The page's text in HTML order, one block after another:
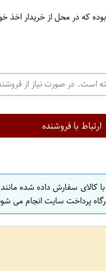
ت
ه
ا
ن
ص
ف
ه
ا
که در محل از خریدار اخذ
است. در صورت نیاز از
ارتباط با فروشنده
کالای سفارش داده شده
پرداخت سایت انجام می